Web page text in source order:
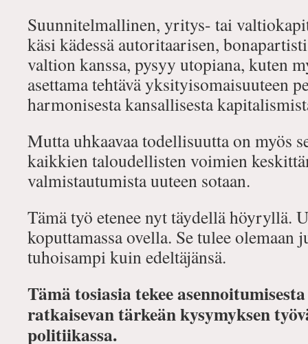
Suunnitelmallinen, yritys- tai
käsi kädessä autoritaarisen,
valtion kanssa, pysyy utopiana, kuten
asettama tehtävä yksityisomaisuuteen
harmonisesta kansallisesta
Mutta uhkaavaa todellisuutta on myös
kaikkien taloudellisten voimien
valmistautumista uuteen sotaan.
Tämä työ etenee nyt täydellä höyryllä.
koputtamassa ovella. Se tulee olemaan
tuhoisampi kuin edeltäjänsä.
Tämä tosiasia tekee
ratkaisevan tärkeän kysymyksen
politiikassa.